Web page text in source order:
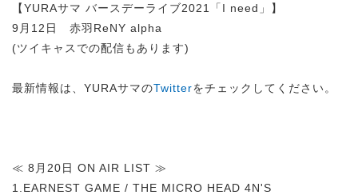
【YURAサマ バースデーライブ2021「I need」】
9月12日 赤羽ReNY alpha
(ツイキャスでの配信もあります)
最新情報は、YURAサマのTwitterをチェックしてください。
≪ 8月20日 ON AIR LIST ≫
1.EARNEST GAME / THE MICRO HEAD 4N'S